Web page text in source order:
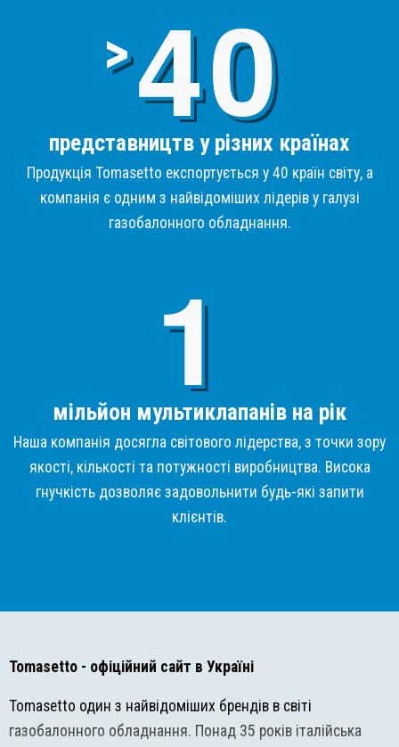
>4
представництв у різних країнах
Продукція Tomasetto експортується у 40 країн світу, а
компанія є одним з найвідоміших лідерів у галузі
газобалонного обладнання.
мільйон мультиклапанів на рік
Наша компанія досягла світового лідерства, з точки зору
якості, кількості та потужності виробництва. Висока
гнучкість дозволяє задовольнити будь-які запити
клієнтів.
Tomasetto - офіційний сайт в Україні
Tomasetto один з найвідоміших брендів в світі
газобалонного обладнання. Понад 35 років італійська